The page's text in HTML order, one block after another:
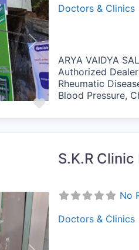
Favorite
Next
Doctors & Clinics
ARYA VAIDYA
Authorized
Rheumatic
Blood Pressure,
S.K.R
No
Doctors & Clinics